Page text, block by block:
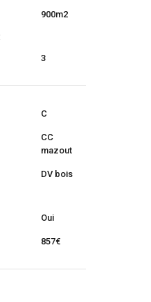
900m2
3
C
CC
mazout
DV bois
Oui
857€